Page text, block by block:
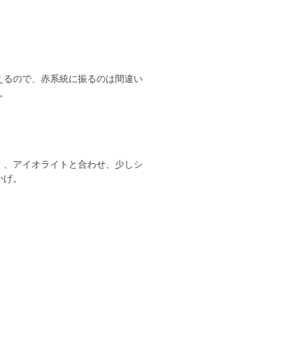
ので、赤系統に振るのは間違い
アイオライトと合わせ、少しシ
。